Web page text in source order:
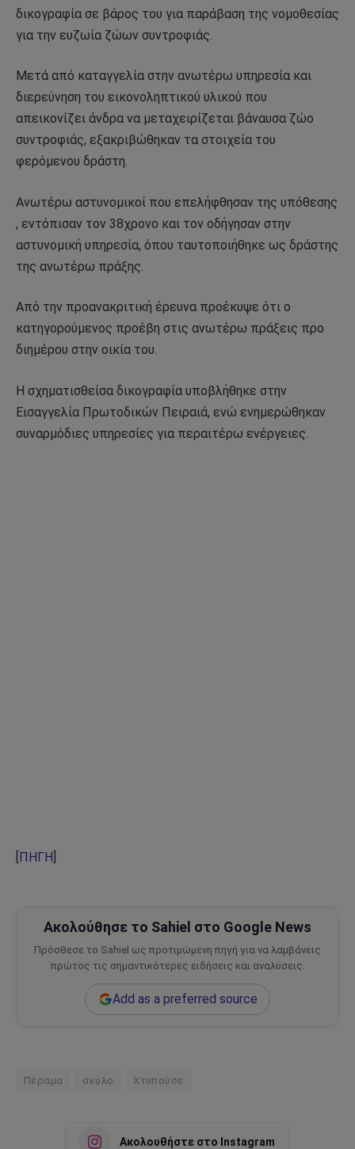
δικογραφία σε βάρος του για παράβαση της νομοθεσίας
για την ευζωία ζώων συντροφιάς.
Μετά από καταγγελία στην ανωτέρω υπηρεσία και
διερεύνηση του εικονοληπτικού υλικού που
απεικονίζει άνδρα να μεταχειρίζεται βάναυσα ζώο
συντροφιάς, εξακριβώθηκαν τα στοιχεία του
φερόμενου δράστη.
Ανωτέρω αστυνομικοί που επελήφθησαν της υπόθεσης
, εντόπισαν τον 38χρονο και τον οδήγησαν στην
αστυνομική υπηρεσία, όπου ταυτοποιήθηκε ως δράστης
της ανωτέρω πράξης.
Από την προανακριτική έρευνα προέκυψε ότι ο
κατηγορούμενος προέβη στις ανωτέρω πράξεις προ
διημέρου στην οικία του.
Η σχηματισθείσα δικογραφία υποβλήθηκε στην
Εισαγγελία Πρωτοδικών Πειραιά, ενώ ενημερώθηκαν
συναρμόδιες υπηρεσίες για περαιτέρω ενέργειες.
ΠΗΓΗ
Ακολούθησε το Sahiel στο Google News
Πρόσθεσε το Sahiel ως προτιμώμενη πηγή για να λαμβάνεις
πρώτος τις σημαντικότερες ειδήσεις και αναλύσεις.
Add as a preferred source
Πέραμα σκύλο Χτυπούσε
Ακολουθήστε στο Instagram